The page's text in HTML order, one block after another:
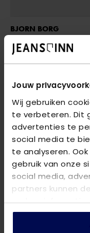
Jouw
Wij gebruiken
te verbeteren. Dit
advertenties te
social media te
te analyseren.
gebruik van onze
social media,
partners kunnen
andere informatie
die ze hebben
BJORN BORG
10003025 MULTIPACK
€ 44,95